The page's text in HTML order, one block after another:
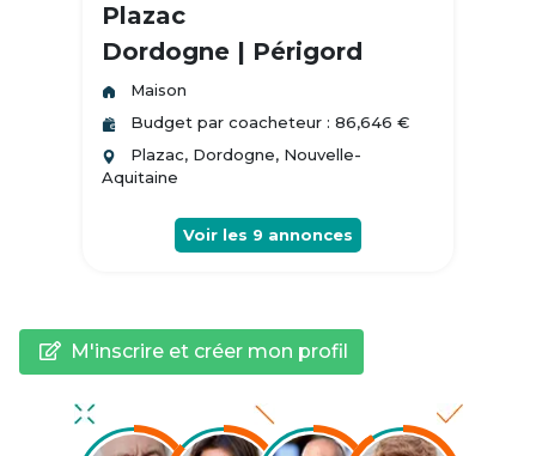
Plazac
Dordogne | Périgord
Maison
Budget par coacheteur : 86,646 €
Plazac, Dordogne, Nouvelle-
Aquitaine
Voir les 9 annonces
M'inscrire et créer mon profil